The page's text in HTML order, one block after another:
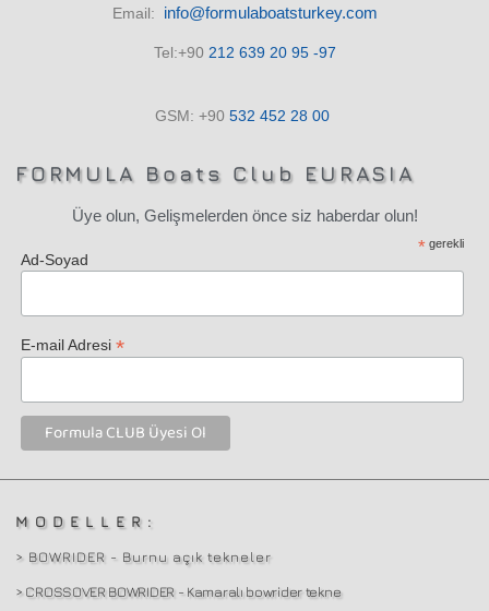
Email: info@formulaboatsturkey.com
Tel:+90 212 639 20 95 -97
GSM: +90 532 452 28 00
FORMULA Boats Club EURASIA
Üye olun, Gelişmelerden önce siz haberdar olun!
* gerekli
Ad-Soyad
E-mail Adresi*
MODELLER:
> BOWRIDER - Burnu açık tekneler
> CROSSOVER BOWRIDER - Kamaralı bowrider tekne